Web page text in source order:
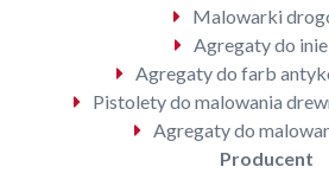
Malowarki
Agregaty do
Agregaty do farb
Pistolety do malowania
Agregaty do
Producent